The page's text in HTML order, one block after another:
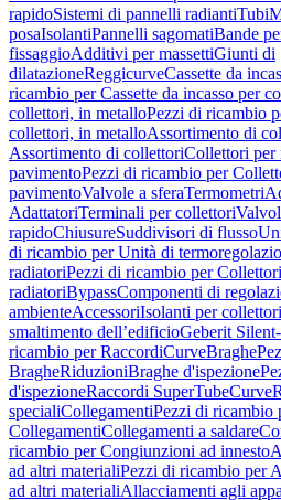
rapidoSistemi di pannelli radiantiTubi
posaIsolantiPannelli sagomatiBande
fissaggioAdditivi per massettiGiunti di
dilatazioneReggicurveCassette da
ricambio per Cassette da incasso per
collettori, in metalloPezzi di ricambio
collettori, in metalloAssortimento di
Assortimento di collettoriCollettori per
pavimentoPezzi di ricambio per
pavimentoValvole a sferaTermometri
AdattatoriTerminali per collettori
rapidoChiusureSuddivisori di flusso
di ricambio per Unità di
radiatoriPezzi di ricambio per
radiatoriBypassComponenti di
ambienteAccessoriIsolanti per collettori
smaltimento dell’edificioGeberit
ricambio per RaccordiCurveBraghe
BragheRiduzioniBraghe d'ispezione
d'ispezioneRaccordi SuperTubeCurve
specialiCollegamentiPezzi di ricambio
CollegamentiCollegamenti a saldare
ricambio per Congiunzioni ad innesto
ad altri materialiPezzi di ricambio per
ad altri materialiAllacciamenti agli